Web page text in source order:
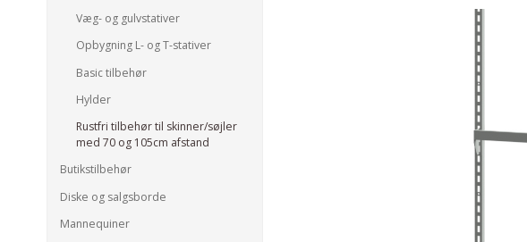
Væg- og gulvstativer
Opbygning L- og T-stativer
Basic tilbehør
Hylder
Rustfri tilbehør til skinner/søjler
med 70 og 105cm afstand
Butikstilbehør
Diske og salgsborde
Mannequiner